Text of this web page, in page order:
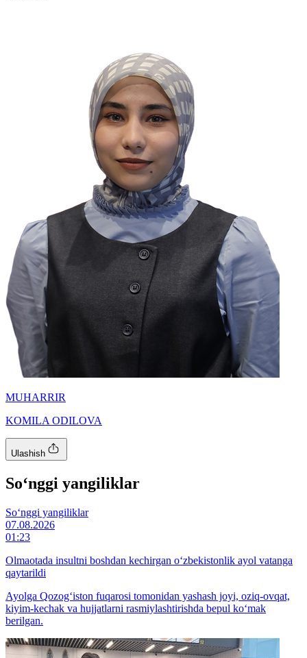
MUHARRIR
KOMILA ODILOVA
Ulashish
So‘nggi yangiliklar
So‘nggi yangiliklar
07.08.2026
01:23
Olmaotada insultni boshdan kechirgan o‘zbekistonlik ayol vatanga
qaytarildi
Ayolga Qozog‘iston fuqarosi tomonidan yashash joyi, oziq-ovqat,
kiyim-kechak va hujjatlarni rasmiylashtirishda bepul ko‘mak
berilgan.